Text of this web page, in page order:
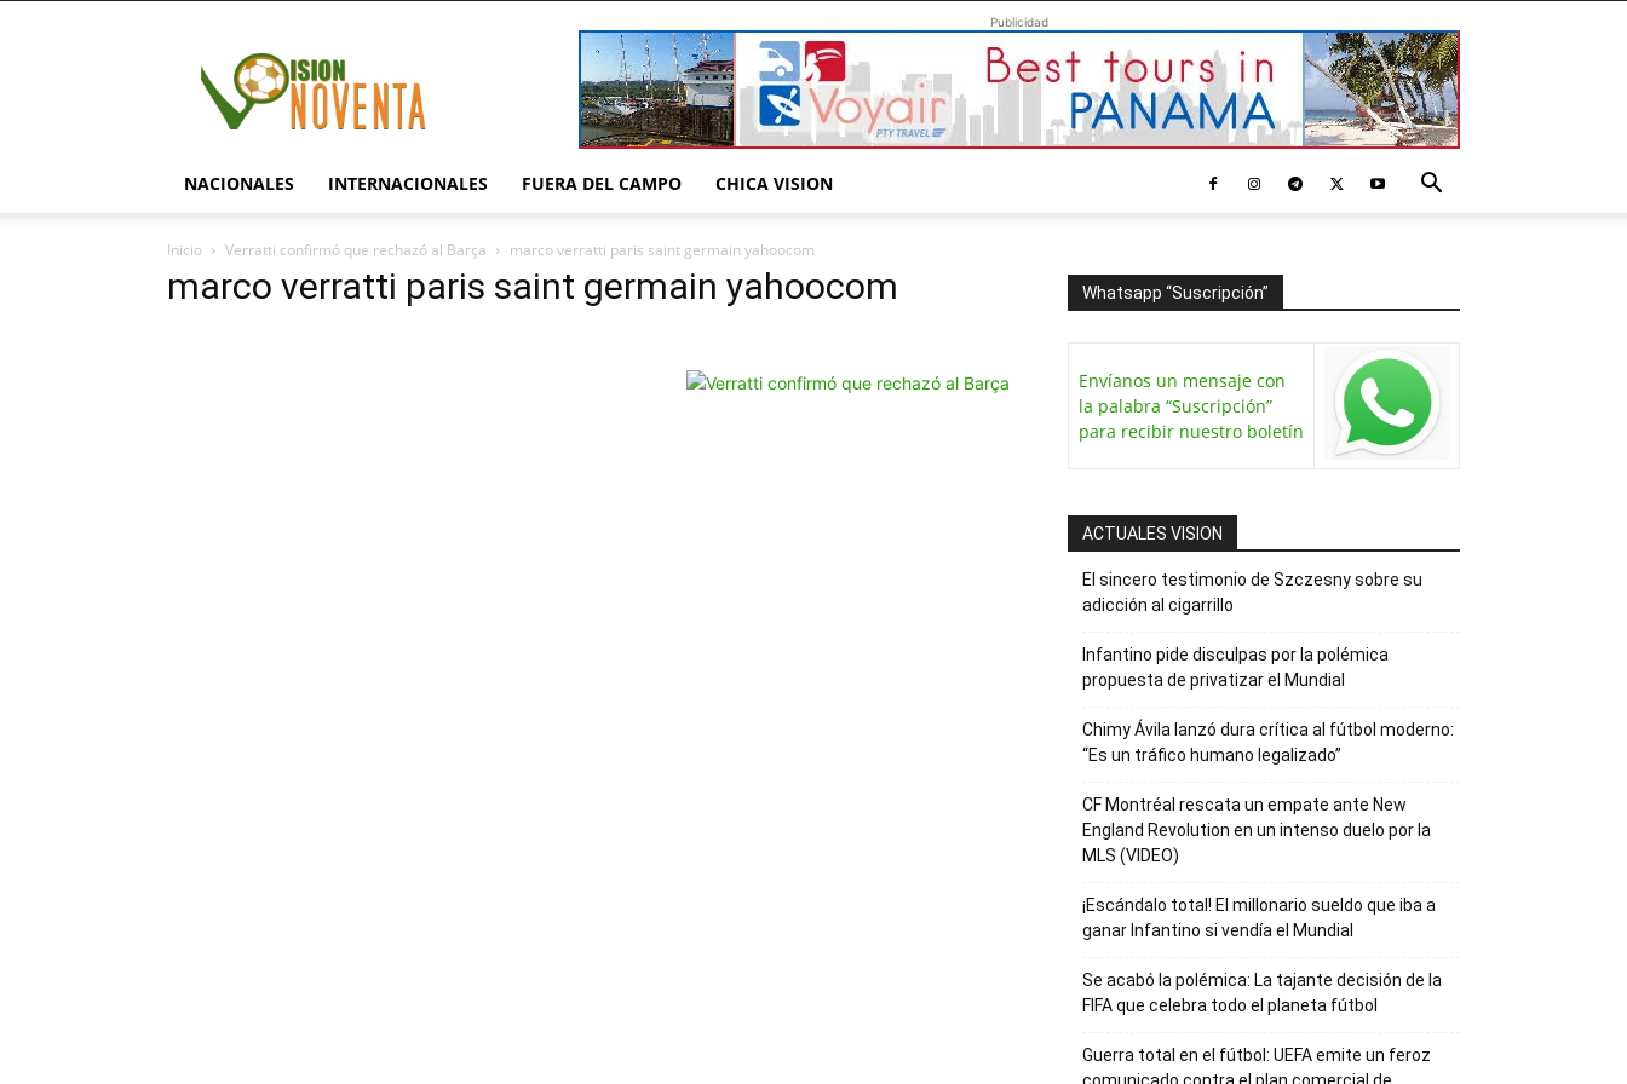
Publicidad
NACIONALES INTERNACIONALES FUERA DEL CAMPO CHICA VISION
Inicio Verratti confirmó que rechazó al Barça marco verratti paris saint germain yahoocom
marco verratti paris saint germain yahoocom Whatsapp “Suscripción”
Envíanos un mensaje con
la palabra “Suscripción”
para recibir nuestro boletín
ACTUALES VISION
El sincero testimonio de Szczesny sobre su
adicción al cigarrillo
Infantino pide disculpas por la polémica
propuesta de privatizar el Mundial
Chimy Ávila lanzó dura crítica al fútbol moderno:
“Es un tráfico humano legalizado”
CF Montréal rescata un empate ante New
England Revolution en un intenso duelo por la
MLS (VIDEO)
¡Escándalo total! El millonario sueldo que iba a
ganar Infantino si vendía el Mundial
Se acabó la polémica: La tajante decisión de la
FIFA que celebra todo el planeta fútbol
Guerra total en el fútbol: UEFA emite un feroz